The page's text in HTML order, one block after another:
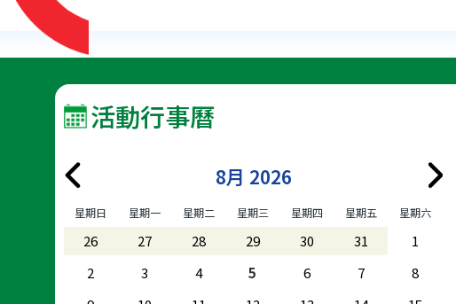
活動行事曆
8月 2026
星期日 星期一 星期二 星期三 星期四 星期五 星期六
26 27 28 29 30 31
1
2
3 4 5 6 7
8